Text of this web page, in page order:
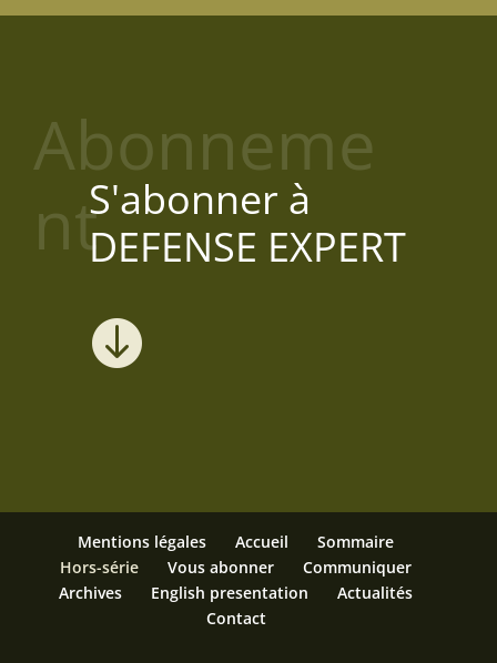
Abonneme
ntS'abonner à
DEFENSE EXPERT

Mentions légales Accueil
Sommaire
Hors-série
Vous abonner
Communiquer
Archives
English presentation
Actualités
Contact